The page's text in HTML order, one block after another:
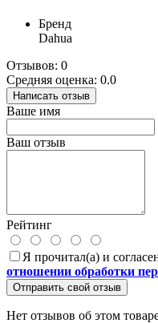
Бренд
Dahua
Отзывов: 0
Средняя оценка: 0.0
Написать отзыв
Ваше имя
Ваш отзыв
Рейтинг
Я прочитал(а) и
отношении обработки
Отправить свой отзыв
Нет отзывов об этом